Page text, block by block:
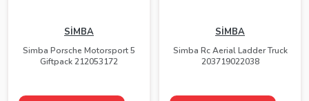
SİMBA
Simba Porsche Motorsport 5
Giftpack 212053172
SİMBA
Simba Rc Aerial Ladder Truck
203719022038